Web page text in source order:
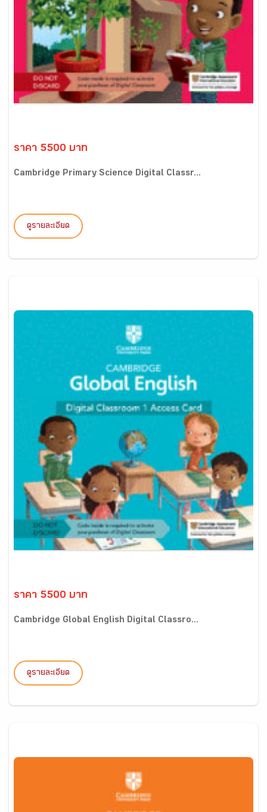
ราคา 5500 บาท
Cambridge Primary Science Digital Classr...
ดูรายละเอียด
ราคา 5500 บาท
Cambridge Global English Digital Classro...
ดูรายละเอียด